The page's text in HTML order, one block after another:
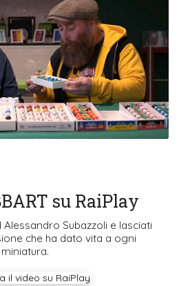
su RaiPlay
Alessandro Subazzoli e lasciati
che ha dato vita a ogni
miniatura.